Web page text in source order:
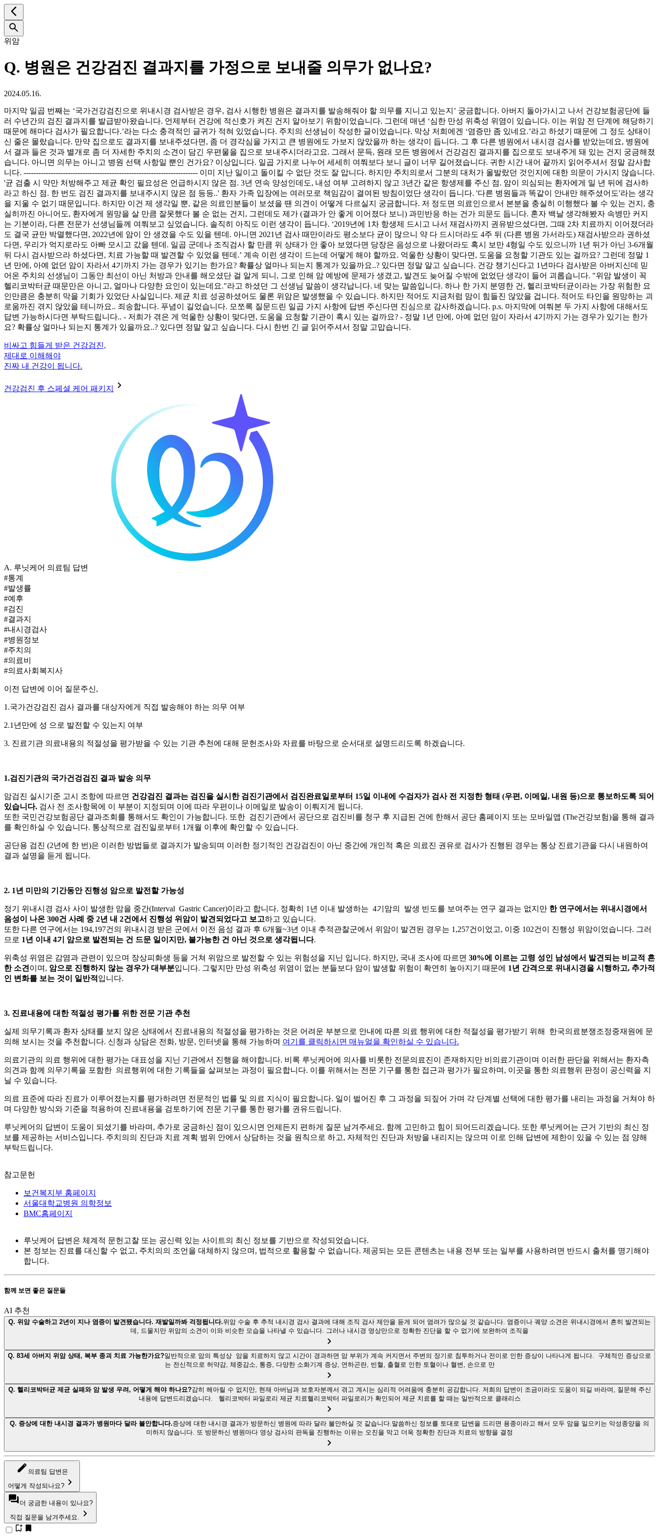
위암
Q. 병원은 건강검진 결과지를 가정으로 보내줄 의무가 없나요?
2024.05.16.
마지막 일곱 번째는 ‘국가건강검진으로 위내시경 검사받은 경우, 검사 시행한 병원은 결과지를 발송해줘야 할 의무를 지니고 있는지’ 궁금합니다. 아버지 돌아가시고 나서 건강보험공단에 들
러 수년간의 검진 결과지를 발급받아왔습니다. 언제부터 건강에 적신호가 켜진 건지 알아보기 위함이었습니다. 그런데 매년 ‘심한 만성 위축성 위염이 있습니다. 이는 위암 전 단계에 해당하기
때문에 해마다 검사가 필요합니다.’라는 다소 충격적인 글귀가 적혀 있었습니다. 주치의 선생님이 작성한 글이었습니다. 막상 저희에겐 ‘염증만 좀 있네요.’라고 하셨기 때문에 그 정도 상태이
신 줄은 몰랐습니다. 만약 집으로도 결과지를 보내주셨다면, 좀 더 경각심을 가지고 큰 병원에도 가보지 않았을까 하는 생각이 듭니다. 그 후 다른 병원에서 내시경 검사를 받았는데요, 병원에
서 결과 들은 것과 별개로 좀 더 자세한 주치의 소견이 담긴 우편물을 집으로 보내주시더라고요. 그래서 문득, 원래 모든 병원에서 건강검진 결과지를 집으로도 보내주게 돼 있는 건지 궁금해졌
습니다. 아니면 의무는 아니고 병원 선택 사항일 뿐인 건가요? 이상입니다. 일곱 가지로 나누어 세세히 여쭤보다 보니 글이 너무 길어졌습니다. 귀한 시간 내어 끝까지 읽어주셔서 정말 감사합
니다. ----------------------------------------------------------------------- 이미 지난 일이고 돌이킬 수 없단 것도 잘 압니다. 하지만 주치의로서 그분의 대처가 올발랐던 것인지에 대한 의문이 가시지 않습니다.
'균 검출 시 약만 처방해주고 제균 확인 필요성은 언급하시지 않은 점. 3년 연속 양성인데도, 내성 여부 고려하지 않고 3년간 같은 항생제를 주신 점. 암이 의심되는 환자에게 일 년 뒤에 검사하
라고 하신 점. 한 번도 검진 결과지를 보내주시지 않은 점 등등..' 환자 가족 입장에는 여러모로 책임감이 결여된 방침이었단 생각이 듭니다. '다른 병원들과 똑같이 안내만 해주셨어도'라는 생각
을 지울 수 없기 때문입니다. 하지만 이건 제 생각일 뿐, 같은 의료인분들이 보셨을 땐 의견이 어떻게 다르실지 궁금합니다. 저 정도면 의료인으로서 본분을 충실히 이행했다 볼 수 있는 건지, 충
실히까진 아니어도, 환자에게 원망을 살 만큼 잘못했다 볼 순 없는 건지, 그런데도 제가 (결과가 안 좋게 이어졌다 보니) 과민반응 하는 건가 의문도 듭니다. 혼자 백날 생각해봤자 속병만 커지
는 기분이라, 다른 전문가 선생님들께 여쭤보고 싶었습니다. 솔직히 아직도 이런 생각이 듭니다. ‘2019년에 1차 항생제 드시고 나서 재검사까지 권유받으셨다면, 그때 2차 치료까지 이어졌더라
도 결국 균만 박멸했다면, 2022년에 암이 안 생겼을 수도 있을 텐데. 아니면 2021년 검사 때만이라도 평소보다 균이 많으니 약 다 드시더라도 4주 뒤 (다른 병원 가서라도) 재검사받으라 권하셨
다면, 우리가 억지로라도 아빠 모시고 갔을 텐데. 일곱 군데나 조직검사 할 만큼 위 상태가 안 좋아 보였다면 당장은 음성으로 나왔더라도 혹시 보만 4형일 수도 있으니까 1년 뒤가 아닌 3-6개월
뒤 다시 검사받으라 하셨다면, 치료 가능할 때 발견할 수 있었을 텐데.’ 계속 이런 생각이 드는데 어떻게 해야 할까요. 억울한 상황이 맞다면, 도움을 요청할 기관도 있는 걸까요? 그런데 정말 1
년 만에, 아예 없던 암이 자라서 4기까지 가는 경우가 있기는 한가요? 확률상 얼마나 되는지 통계가 있을까요..? 있다면 정말 알고 싶습니다. 건강 챙기신다고 1년마다 검사받은 아버지신데 믿
어온 주치의 선생님이 그동안 최선이 아닌 처방과 안내를 해오셨단 걸 알게 되니, 그로 인해 암 예방에 문제가 생겼고, 발견도 늦어질 수밖에 없었단 생각이 들어 괴롭습니다. "위암 발생이 꼭
헬리코박터균 때문만은 아니고, 얼마나 다양한 요인이 있는데요."라고 하셨던 그 선생님 말씀이 생각납니다. 네 맞는 말씀입니다. 하나 한 가지 분명한 건, 헬리코박터균이라는 가장 위험한 요
인만큼은 충분히 막을 기회가 있었단 사실입니다. 제균 치료 성공하셨어도 물론 위암은 발생했을 수 있습니다. 하지만 적어도 지금처럼 맘이 힘들진 않았을 겁니다. 적어도 타인을 원망하는 괴
로움까진 겪지 않았을 테니까요.. 죄송합니다. 푸념이 길었습니다. 모쪼록 질문드린 일곱 가지 사항에 답변 주신다면 진심으로 감사하겠습니다. p.s. 마지막에 여쭤본 두 가지 사항에 대해서도
답변 가능하시다면 부탁드립니다.. - 저희가 겪은 게 억울한 상황이 맞다면, 도움을 요청할 기관이 혹시 있는 걸까요? - 정말 1년 만에, 아예 없던 암이 자라서 4기까지 가는 경우가 있기는 한가
요? 확률상 얼마나 되는지 통계가 있을까요..? 있다면 정말 알고 싶습니다. 다시 한번 긴 글 읽어주셔서 정말 고맙습니다.
비싸고 힘들게 받은 건강검진,
제대로 이해해야
진짜 내 건강이 됩니다.
건강검진 후 스페셜 케어 패키지
A. 루닛케어 의료팀 답변
#통계
#발생률
#예후
#검진
#결과지
#내시경검사
#병원정보
#주치의
#의료비
#의료사회복지사
이전 답변에 이어 질문주신,
1.국가건강검진 검사 결과를 대상자에게 직접 발송해야 하는 의무 여부
2.1년만에 성 으로 발전할 수 있는지 여부
3. 진료기관 의료내용의 적절성을 평가받을 수 있는 기관 추천에 대해 문헌조사와 자료를 바탕으로 순서대로 설명드리도록 하겠습니다.
1.검진기관의 국가건겅검진 결과 발송 의무
암검진 실시기준 고시 조항에 따르면 건강검진 결과는 검진을 실시한 검진기관에서 검진완료일로부터 15일 이내에 수검자가 검사 전 지정한 형태 (우편, 이메일, 내원 등)으로 통보하도록 되어
있습니다. 검사 전 조사항목에 이 부분이 지정되며 이에 따라 우편이나 이메일로 발송이 이뤄지게 됩니다.
또한 국민건강보험공단 결과조회를 통해서도 확인이 가능합니다. 또한 검진기관에서 공단으로 검진비를 청구 후 지급된 건에 한해서 공단 홈페이지 또는 모바일앱 (The건강보험)을 통해 결과
를 확인하실 수 있습니다. 통상적으로 검진일로부터 1개월 이후에 확인할 수 있습니다.
공단용 검진 (2년에 한 번)은 이러한 방법들로 결과지가 발송되며 이러한 정기적인 건강검진이 아닌 중간에 개인적 혹은 의료진 권유로 검사가 진행된 경우는 통상 진료기관을 다시 내원하여
결과 설명을 듣게 됩니다.
2. 1년 미만의 기간동안 진행성 암으로 발전할 가능성
정기 위내시경 검사 사이 발생한 암을 중간(Interval Gastric Cancer)이라고 합니다. 정확히 1년 이내 발생하는 4기암의 발생 빈도를 보여주는 연구 결과는 없지만 한 연구에서는 위내시경에서
음성이 나온 300건 사례 중 2년 내 2건에서 진행성 위암이 발견되었다고 보고하고 있습니다.
또한 다른 연구에서는 194,197건의 위내시경 받은 군에서 이전 음성 결과 후 6개월~3년 이내 추적관찰군에서 위암이 발견된 경우는 1,257건이었고, 이중 102건이 진행성 위암이었습니다. 그러
므로 1년 이내 4기 암으로 발전되는 건 드문 일이지만, 불가능한 건 아닌 것으로 생각됩니다.
위축성 위염은 감염과 관련이 있으며 장상피화생 등을 거쳐 위암으로 발전할 수 있는 위험성을 지닌 입니다. 하지만, 국내 조사에 따르면 30%에 이르는 고령 성인 남성에서 발견되는 비교적 흔
한 소견 이며, 암으로 진행하지 않는 경우가 대부분입니다. 그렇지만 만성 위축성 위염이 없는 분들보다 암이 발생할 위험이 확연히 높아지기 때문에 1년 간격으로 위내시경을 시행하고, 추가적
인 변화를 보는 것이 일반적 입니다.
3. 진료내용에 대한 적절성 평가를 위한 전문 기관 추천
실제 의무기록과 환자 상태를 보지 않은 상태에서 진료내용의 적절성을 평가하는 것은 어려운 부분으로 안내에 따른 의료 행위에 대한 적절성을 평가받기 위해 한국의료분쟁조정중재원에 문
의해 보시는 것을 추천합니다. 신청과 상담은 전화, 방문, 인터넷을 통해 가능하며 여기를 클릭하시면 매뉴얼을 확인하실 수 있습니다.
의료기관의 의료 행위에 대한 평가는 대표성을 지닌 기관에서 진행을 해야합니다. 비록 루닛케어에 의사를 비롯한 전문의료진이 존재하지만 비의료기관이며 이러한 판단을 위해서는 환자측
의견과 함께 의무기록을 포함한 의료행위에 대한 기록들을 살펴보는 과정이 필요합니다. 이를 위해서는 전문 기구를 통한 접근과 평가가 필요하며, 이곳을 통한 의료행위 판정이 공신력을 지
닐 수 있습니다.
의료 표준에 따라 진료가 이루어졌는지를 평가하려면 전문적인 법률 및 의료 지식이 필요합니다. 일이 벌어진 후 그 과정을 되짚어 가며 각 단계별 선택에 대한 평가를 내리는 과정을 거쳐야 하
며 다양한 방식와 기준을 적용하여 진료내용을 검토하기에 전문 기구를 통한 평가를 권유드립니다.
루닛케어의 답변이 도움이 되셨기를 바라며, 추가로 궁금하신 점이 있으시면 언제든지 편하게 질문 남겨주세요. 함께 고민하고 힘이 되어드리겠습니다. 또한 루닛케어는 근거 기반의 최신 정
보를 제공하는 서비스입니다. 주치의의 진단과 치료 계획 범위 안에서 상담하는 것을 원칙으로 하고, 자체적인 진단과 처방을 내리지는 않으며 이로 인해 답변에 제한이 있을 수 있는 점 양해
부탁드립니다.
참고문헌
보건복지부 홈페이지
서울대학교병원 의학정보
BMC홈페이지
루닛케어 답변은 체계적 문헌고찰 또는 공신력 있는 사이트의 최신 정보를 기반으로 작성되었습니다.
본 정보는 진료를 대신할 수 없고, 주치의의 조언을 대체하지 않으며, 법적으로 활용할 수 없습니다. 제공되는 모든 콘텐츠는 내용 전부 또는 일부를 사용하려면 반드시 출처를 명기해야
합니다.
함께 보면 좋은 질문들
AI 추천
Q. 위암 수술하고 2년이 지나 염증이 발견됐습니다. 재발일까봐 걱정됩니다.위암 수술 후 추적 내시경 검사 결과에 대해 조직 검사 제안을 듣게 되어 염려가 많으실 것 같습니다. 염증이나 궤양 소견은 위내시경에서 흔히 발견되는
데, 드물지만 위암의 소견이 이와 비슷한 모습을 나타낼 수 있습니다. 그러나 내시경 영상만으로 정확한 진단을 할 수 없기에 보완하여 조직을
Q. 83세 아버지 위암 상태, 복부 종괴 치료 가능한가요?일반적으로 암의 특성상 암을 치료하지 않고 시간이 경과하면 암 부위가 계속 커지면서 주변의 장기로 침투하거나 전이로 인한 증상이 나타나게 됩니다. 구체적인 증상으로
는 전신적으로 허약감, 체중감소, 통증, 다양한 소화기계 증상, 연하곤란, 빈혈, 출혈로 인한 토혈이나 혈변, 손으로 만
Q. 헬리코박터균 제균 실패와 암 발생 우려, 어떻게 해야 하나요?감히 헤아릴 수 없지만, 현재 아버님과 보호자분께서 겪고 계시는 심리적 어려움에 충분히 공감합니다. 저희의 답변이 조금이라도 도움이 되길 바라며, 질문해 주신
내용에 답변드리겠습니다. 헬리코박터 파일로리 제균 치료헬리코박터 파일로리가 확인되어 제균 치료를 할 때는 일반적으로 클래리스
Q. 증상에 대한 내시경 결과가 병원마다 달라 불안합니다.증상에 대한 내시경 결과가 방문하신 병원에 따라 달라 불안하실 것 같습니다.말씀하신 정보를 토대로 답변을 드리면 용종이라고 해서 모두 암을 일으키는 악성종양을 의
미하지 않습니다. 또 방문하신 병원마다 영상 검사의 판독을 진행하는 이유는 오진을 막고 더욱 정확한 진단과 치료의 방향을 결정
의료팀 답변은
어떻게 작성되나요?
더 궁금한 내용이 있나요?
직접 질문을 남겨주세요.